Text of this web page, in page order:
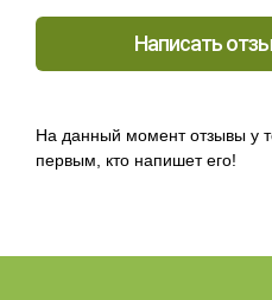
Написать
На данный момент отзывы у
первым, кто напишет его!